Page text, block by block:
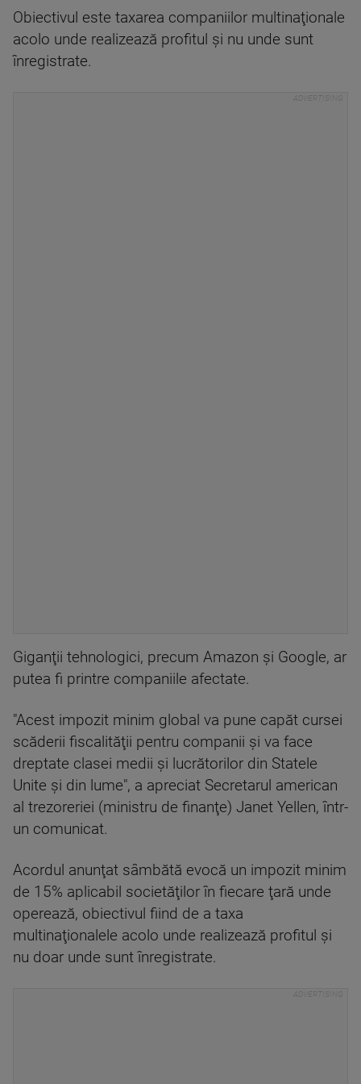
Obiectivul este taxarea companiilor multinaţionale
acolo unde realizează profitul şi nu unde sunt
înregistrate.
Giganţii tehnologici, precum Amazon şi Google, ar
putea fi printre companiile afectate.
"Acest impozit minim global va pune capăt cursei
scăderii fiscalităţii pentru companii şi va face
dreptate clasei medii şi lucrătorilor din Statele
Unite şi din lume", a apreciat Secretarul american
al trezoreriei (ministru de finanţe) Janet Yellen, într-
un comunicat.
Acordul anunţat sâmbătă evocă un impozit minim
de 15% aplicabil societăţilor în fiecare ţară unde
operează, obiectivul fiind de a taxa
multinaţionalele acolo unde realizează profitul şi
nu doar unde sunt înregistrate.